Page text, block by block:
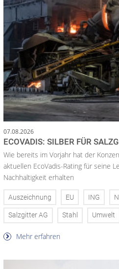
07.08.2026
ECOVADIS: SILBER FÜR
Wie bereits im Vorjahr hat der
aktuellen EcoVadis-Rating für seine
Nachhaltigkeit erhalten
Auszeichnung EU ING
Salzgitter AG Stahl Umwelt
Mehr erfahren